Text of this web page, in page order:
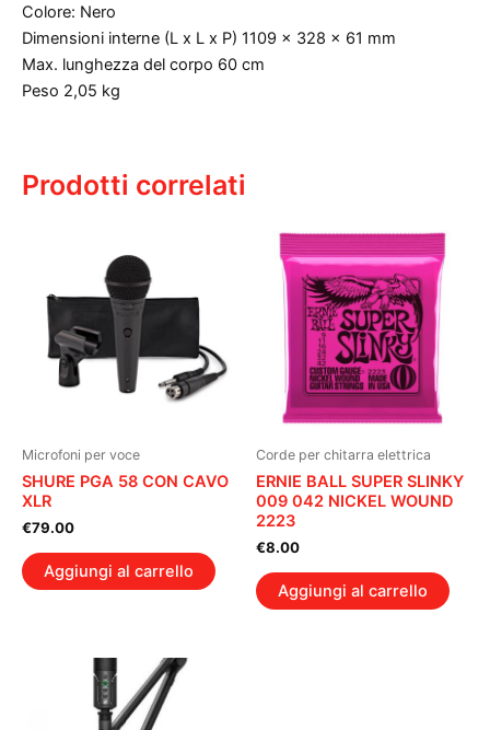
Colore: Nero
Dimensioni interne (L x L x P) 1109 x 328 x 61 mm
Max. lunghezza del corpo 60 cm
Peso 2,05 kg
Prodotti correlati
Microfoni per voce
SHURE PGA 58 CON CAVO
XLR
€79.00
Aggiungi al carrello
Corde per chitarra elettrica
ERNIE BALL SUPER SLINKY
009 042 NICKEL WOUND
2223
€8.00
Aggiungi al carrello